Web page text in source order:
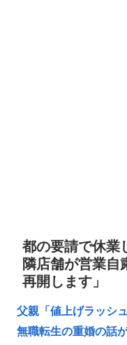
都の要請で休業
隣店舗が営業自
再開します」
父親「値上げラッシ
無職転生の重婚の話